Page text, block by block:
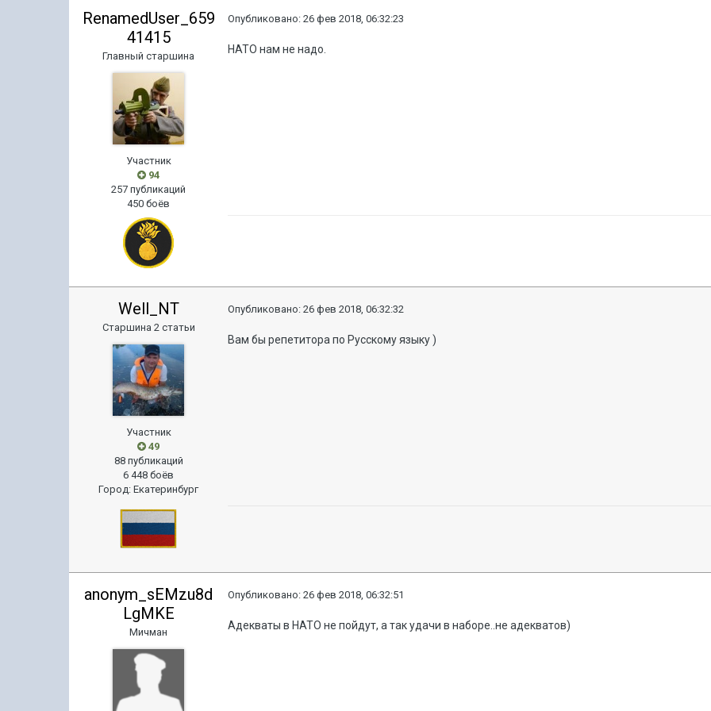
RenamedUser_659
41415
Главный старшина
Участник
94
257 публикаций
450 боёв
Опубликовано:26 фев 2018, 06:32:23
НАТО нам не надо.
Well_NT
Старшина 2 статьи
Участник
49
88 публикаций
6 448 боёв
Город:Екатеринбург
Опубликовано:26 фев 2018, 06:32:32
Вам бы репетитора по Русскому языку )
anonym_sEMzu8d
LgMKE
Мичман
Опубликовано:26 фев 2018, 06:32:51
Адекваты в НАТО не пойдут, а так удачи в наборе..не адекватов)